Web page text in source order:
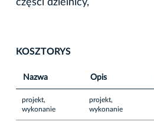
części dzielnicy,
KOSZTORYS
Nazwa Opis
projekt,
wykonanie
projekt,
wykonanie